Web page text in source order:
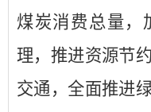
煤炭消费总量，
理， 推进资源节
交通，全面推进